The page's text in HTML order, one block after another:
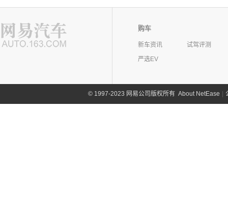
购车
新车资讯
试驾评测
严选EV
©1997-2023 网易公司版权所有 About NetEase